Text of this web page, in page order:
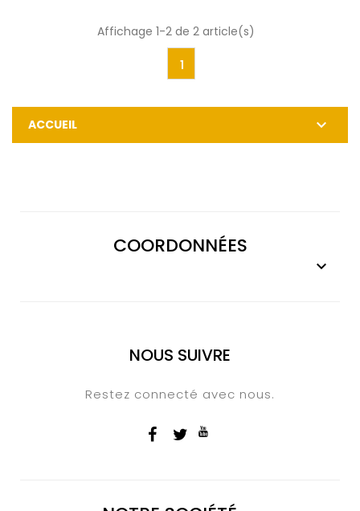
Affichage 1-2 de 2 article(s)
1
ACCUEIL 
COORDONNÉES

NOUS SUIVRE
Restez connecté avec nous.